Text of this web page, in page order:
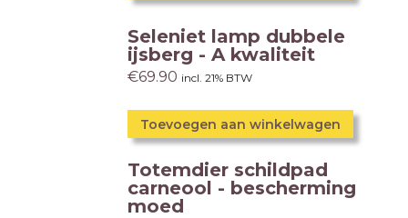
Seleniet lamp dubbele
ijsberg - A kwaliteit
€69.90 incl. 21% BTW
Toevoegen aan winkelwagen
Totemdier schildpad
carneool - bescherming
moed